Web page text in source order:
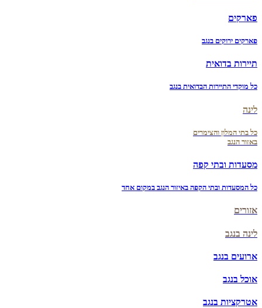
פארקים
פארקים ירוקים בנגב
תיירות בדואית
כל מוקדי התיירות הבדואית בנגב
לינה
כל בתי המלון והצימרים
באזור הנגב
מסעדות ובתי קפה
כל המסעדות ובתי הקפה באיזור הנגב במקום אחד
אזורים
לינה בנגב
ארועים בנגב
אוכל בנגב
אטרקציות בנגב